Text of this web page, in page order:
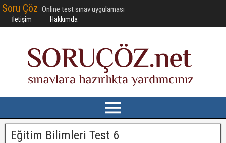
Soru Çöz Online test sınav uygulaması
İletişim Hakkımda
Eğitim Bilimleri Test 6